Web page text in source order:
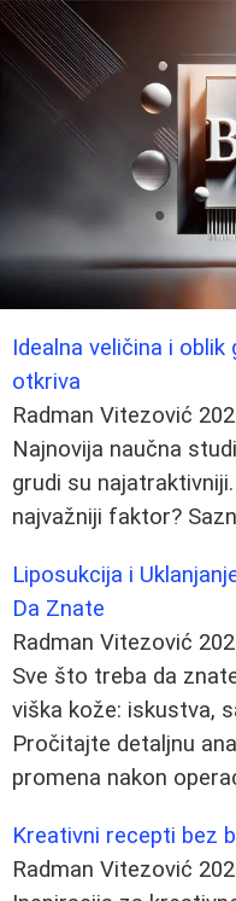
Idealna veličina i
otkriva
Radman Vitezović
Najnovija naučna
grudi su
najvažniji faktor?
Liposukcija i
Da Znate
Radman Vitezović
Sve što treba da
viška kože: iskustva,
Pročitajte detaljnu
promena nakon
Kreativni recepti bez
Radman Vitezović